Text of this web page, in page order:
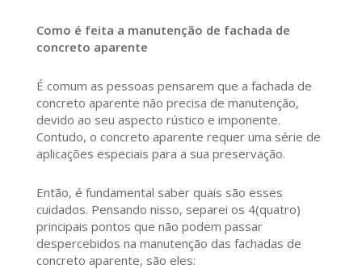
Como é feita a manutenção de fachada de
concreto aparente
É comum as pessoas pensarem que a fachada de
concreto aparente não precisa de manutenção,
devido ao seu aspecto rústico e imponente.
Contudo, o concreto aparente requer uma série de
aplicações especiais para a sua preservação.
Então, é fundamental saber quais são esses
cuidados. Pensando nisso, separei os 4(quatro)
principais pontos que não podem passar
despercebidos na manutenção das fachadas de
concreto aparente, são eles: